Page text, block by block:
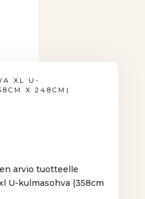
XL U-
X 248CM)
arvio tuotteelle
U-kulmasohva (358cm